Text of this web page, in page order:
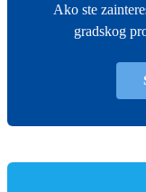
Ako ste
gradskog